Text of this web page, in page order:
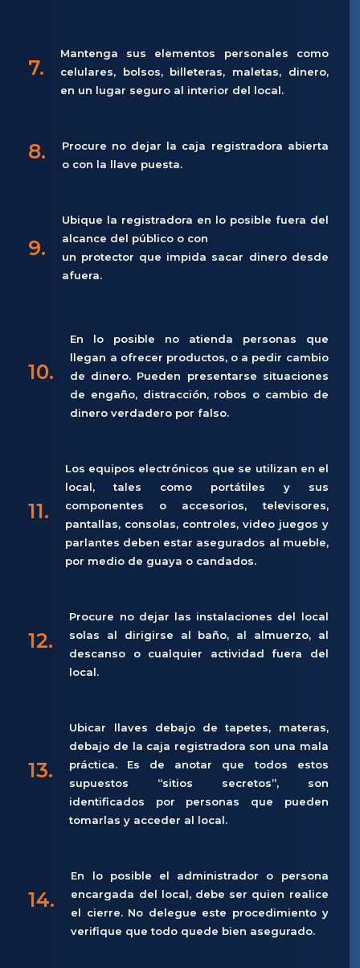
7.
Mantenga sus elementos personales como
celulares, bolsos, billeteras, maletas, dinero,
en un lugar seguro al interior del local.
8.
Procure no dejar la caja registradora abierta
o con la llave puesta.
9.
Ubique la registradora en lo posible fuera del
alcance del público o con
un protector que impida sacar dinero desde
afuera.
10.
En lo posible no atienda personas que
llegan a ofrecer productos, o a pedir cambio
de dinero. Pueden presentarse situaciones
de engaño, distracción, robos o cambio de
dinero verdadero por falso.
11.
Los equipos electrónicos que se utilizan en el
local, tales como portátiles y sus
componentes o accesorios, televisores,
pantallas, consolas, controles, video juegos y
parlantes deben estar asegurados al mueble,
por medio de guaya o candados.
12.
Procure no dejar las instalaciones del local
solas al dirigirse al baño, al almuerzo, al
descanso o cualquier actividad fuera del
local.
13.
Ubicar llaves debajo de tapetes, materas,
debajo de la caja registradora son una mala
práctica. Es de anotar que todos estos
supuestos “sitios secretos”, son
identificados por personas que pueden
tomarlas y acceder al local.
14.
En lo posible el administrador o persona
encargada del local, debe ser quien realice
el cierre. No delegue este procedimiento y
verifique que todo quede bien asegurado.